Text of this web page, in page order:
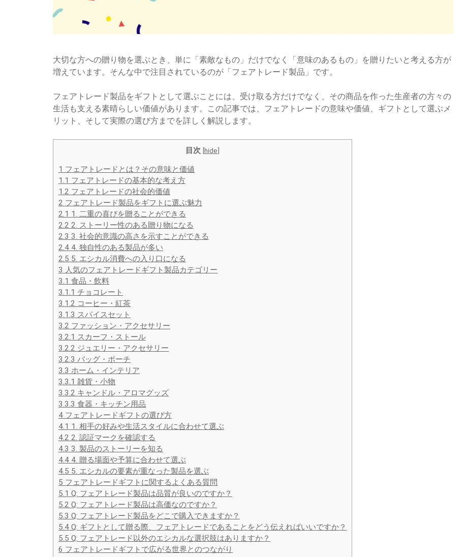
大切な方への贈り物を選ぶとき、単に「素敵なもの」だけでなく「意味のあるもの」を贈りたいと考える方が
増えています。そんな中で注目されているのが「フェアトレード製品」です。
フェアトレード製品をギフトとして選ぶことには、受け取る方だけでなく、その商品を作った生産者の方々の
生活も支える素晴らしい価値があります。この記事では、フェアトレードの意味や価値、ギフトとして選ぶメ
リット、そして実際の選び方までを詳しく解説します。
目次 [hide]
1 フェアトレードとは？その意味と価値
1.1 フェアトレードの基本的な考え方
1.2 フェアトレードの社会的価値
2 フェアトレード製品をギフトに選ぶ魅力
2.1 1. 二重の喜びを贈ることができる
2.2 2. ストーリー性のある贈り物になる
2.3 3. 社会的意識の高さを示すことができる
2.4 4. 独自性のある製品が多い
2.5 5. エシカル消費への入り口になる
3 人気のフェアトレードギフト製品カテゴリー
3.1 食品・飲料
3.1.1 チョコレート
3.1.2 コーヒー・紅茶
3.1.3 スパイスセット
3.2 ファッション・アクセサリー
3.2.1 スカーフ・ストール
3.2.2 ジュエリー・アクセサリー
3.2.3 バッグ・ポーチ
3.3 ホーム・インテリア
3.3.1 雑貨・小物
3.3.2 キャンドル・アロマグッズ
3.3.3 食器・キッチン用品
4 フェアトレードギフトの選び方
4.1 1. 相手の好みや生活スタイルに合わせて選ぶ
4.2 2. 認証マークを確認する
4.3 3. 製品のストーリーを知る
4.4 4. 贈る場面や予算に合わせて選ぶ
4.5 5. エシカルの要素が重なった製品を選ぶ
5 フェアトレードギフトに関するよくある質問
5.1 Q: フェアトレード製品は品質が良いのですか？
5.2 Q: フェアトレード製品は高価なのですか？
5.3 Q: フェアトレード製品をどこで購入できますか？
5.4 Q: ギフトとして贈る際、フェアトレードであることをどう伝えればいいですか？
5.5 Q: フェアトレード以外のエシカルな選択肢はありますか？
6 フェアトレードギフトで広がる世界とのつながり